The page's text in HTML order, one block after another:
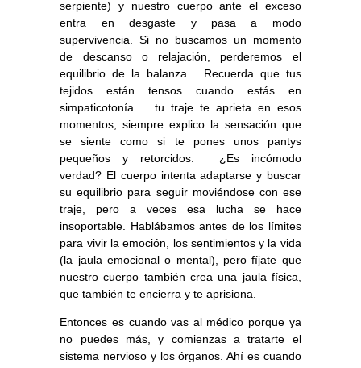
serpiente) y nuestro cuerpo ante el exceso
entra en desgaste y pasa a modo
supervivencia. Si no buscamos un momento
de descanso o relajación, perderemos el
equilibrio de la balanza. Recuerda que tus
tejidos están tensos cuando estás en
simpaticotonía…. tu traje te aprieta en esos
momentos, siempre explico la sensación que
se siente como si te pones unos pantys
pequeños y retorcidos. ¿Es incómodo
verdad? El cuerpo intenta adaptarse y buscar
su equilibrio para seguir moviéndose con ese
traje, pero a veces esa lucha se hace
insoportable. Hablábamos antes de los límites
para vivir la emoción, los sentimientos y la vida
(la jaula emocional o mental), pero fíjate que
nuestro cuerpo también crea una jaula física,
que también te encierra y te aprisiona.
Entonces es cuando vas al médico porque ya
no puedes más, y comienzas a tratarte el
sistema nervioso y los órganos. Ahí es cuando